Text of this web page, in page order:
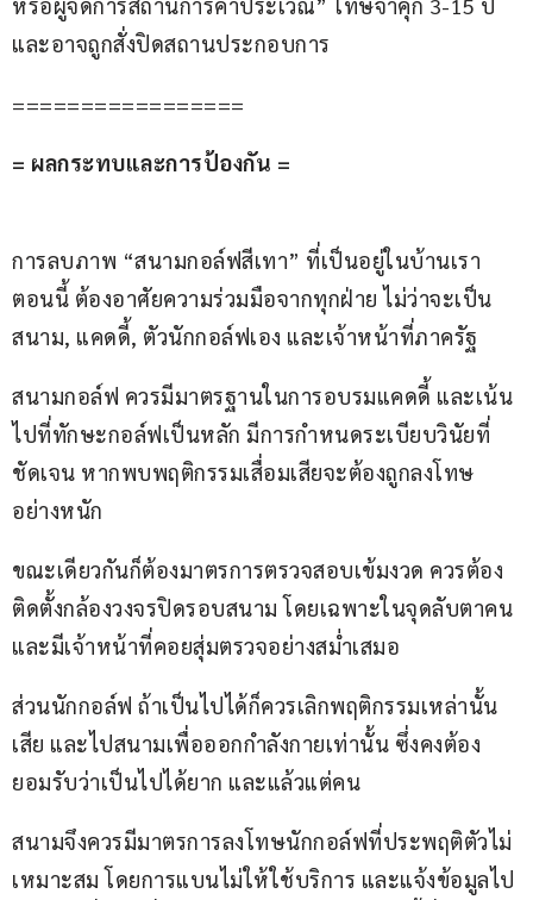
และอาจถูกสั่งปิดสถานประกอบการ
=================
= ผลกระทบและการป้องกัน =
การลบภาพ “สนามกอล์ฟสีเทา” ที่เป็นอยู่ในบ้านเรา
ตอนนี้ ต้องอาศัยความร่วมมือจากทุกฝ่าย ไม่ว่าจะเป็น
สนาม, แคดดี้, ตัวนักกอล์ฟเอง และเจ้าหน้าที่ภาครัฐ
สนามกอล์ฟ ควรมีมาตรฐานในการอบรมแคดดี้ และเน้น
ไปที่ทักษะกอล์ฟเป็นหลัก มีการกำหนดระเบียบวินัยที่
ชัดเจน หากพบพฤติกรรมเสื่อมเสียจะต้องถูกลงโทษ
อย่างหนัก
ขณะเดียวกันก็ต้องมาตรการตรวจสอบเข้มงวด ควรต้อง
ติดตั้งกล้องวงจรปิดรอบสนาม โดยเฉพาะในจุดลับตาคน
และมีเจ้าหน้าที่คอยสุ่มตรวจอย่างสม่ำเสมอ
ส่วนนักกอล์ฟ ถ้าเป็นไปได้ก็ควรเลิกพฤติกรรมเหล่านั้น
เสีย และไปสนามเพื่อออกกำลังกายเท่านั้น ซึ่งคงต้อง
ยอมรับว่าเป็นไปได้ยาก และแล้วแต่คน
สนามจึงควรมีมาตรการลงโทษนักกอล์ฟที่ประพฤติตัวไม่
เหมาะสม โดยการแบนไม่ให้ใช้บริการ และแจ้งข้อมูลไป